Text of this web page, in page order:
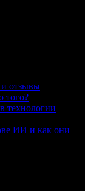
и отзывы
того?
технологии
ИИ и как они